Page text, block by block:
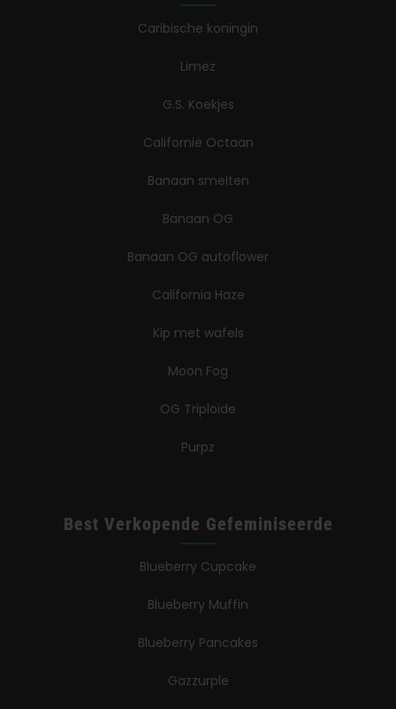
Caribische koningin
Limez
G.S. Koekjes
Californië Octaan
Banaan smelten
Banaan OG
Banaan OG autoflower
California Haze
Kip met wafels
Moon Fog
OG Triploïde
Purpz
Best Verkopende Gefeminiseerde
Blueberry Cupcake
Blueberry Muffin
Blueberry Pancakes
Gazzurple